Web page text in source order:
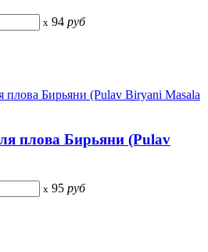
x 94 руб
плова Бирьяни (Pulav
x 95 руб